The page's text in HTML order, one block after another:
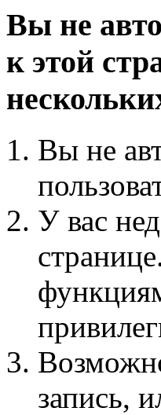
Вы не
к этой
Вы не
У вас
запись,